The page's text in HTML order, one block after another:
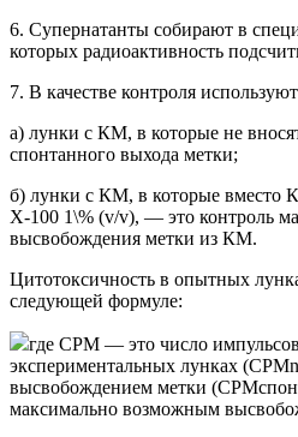
6. Супернатанты собирают в
которых радиоактивность
7. В качестве контроля
а) лунки с КМ, в которые не
спонтанного выхода метки;
б) лунки с КМ, в которые вместо
X-100 1\% (v/v), — это контроль
высвобождения метки из КМ.
Цитотоксичность в опытных
следующей формуле:
где CPM — это число
экспериментальных лунках
высвобождением метки
максимально возможным